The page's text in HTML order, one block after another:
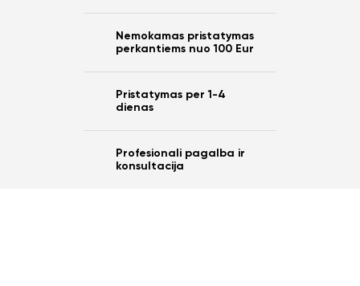
Nemokamas pristatymas
perkantiems nuo 100 Eur
Pristatymas per 1-4
dienas
Profesionali pagalba ir
konsultacija